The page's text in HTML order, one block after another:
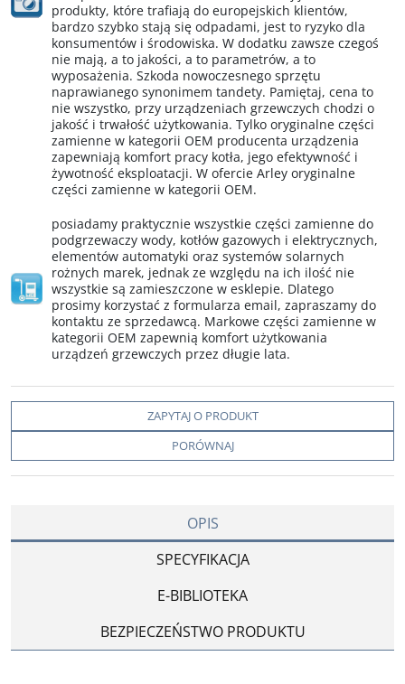
produkty, które trafiają do europejskich klientów,
bardzo szybko stają się odpadami, jest to ryzyko dla
konsumentów i środowiska. W dodatku zawsze czegoś
nie mają, a to jakości, a to parametrów, a to
wyposażenia. Szkoda nowoczesnego sprzętu
naprawianego synonimem tandety. Pamiętaj, cena to
nie wszystko, przy urządzeniach grzewczych chodzi o
jakość i trwałość użytkowania. Tylko oryginalne części
zamienne w kategorii OEM producenta urządzenia
zapewniają komfort pracy kotła, jego efektywność i
żywotność eksploatacji. W ofercie Arley oryginalne
części zamienne w kategorii OEM.
posiadamy praktycznie wszystkie części zamienne do
podgrzewaczy wody, kotłów gazowych i elektrycznych,
elementów automatyki oraz systemów solarnych
rożnych marek, jednak ze względu na ich ilość nie
wszystkie są zamieszczone w esklepie. Dlatego
prosimy korzystać z formularza email, zapraszamy do
kontaktu ze sprzedawcą. Markowe części zamienne w
kategorii OEM zapewnią komfort użytkowania
urządzeń grzewczych przez długie lata.
ZAPYTAJ O PRODUKT
PORÓWNAJ
OPIS
SPECYFIKACJA
E-BIBLIOTEKA
BEZPIECZEŃSTWO PRODUKTU